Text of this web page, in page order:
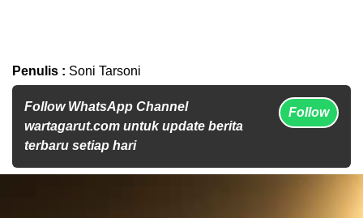
Penulis : Soni Tarsoni
Follow WhatsApp Channel
wartagarut.com untuk update berita
terbaru setiap hari
Follow